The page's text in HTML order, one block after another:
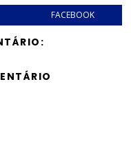
FACEBOOK